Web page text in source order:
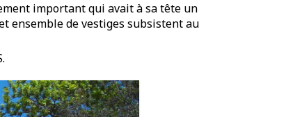
important qui avait à sa tête un
ensemble de vestiges subsistent au